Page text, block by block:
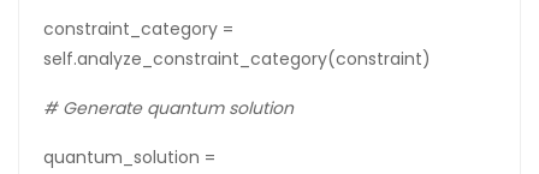
constraint_category =
self.analyze_constraint_category(constraint)
# Generate quantum solution
quantum_solution =